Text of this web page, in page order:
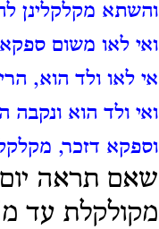
והשתא מקלקלינן
ואי לאו משום
אי לאו ולד הוא,
ואי ולד הוא
וספקא דזכר,
שאם תראה
מקולקלת עד